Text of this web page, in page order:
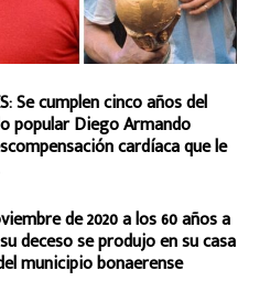
Se cumplen cinco años del
popular Diego Armando
cardíaca que le
de 2020 a los 60 años a
deceso se produjo en su casa
municipio bonaerense